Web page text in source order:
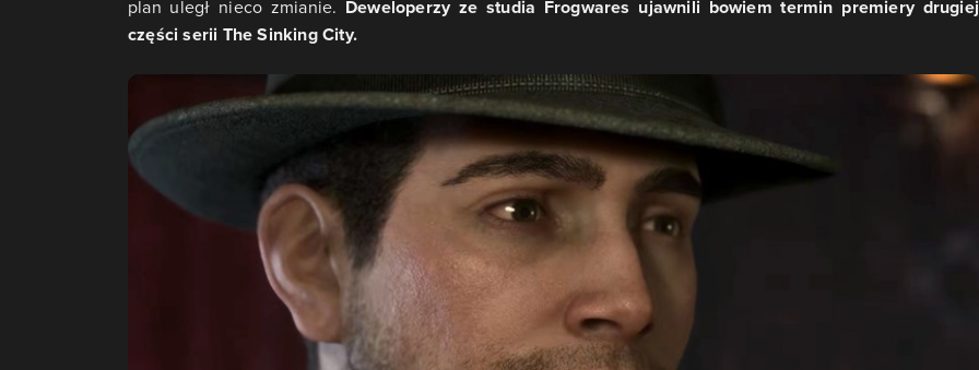
plan uległ nieco zmianie. Deweloperzy ze studia Frogwares ujawnili bowiem termin premiery drugiej
części serii The Sinking City.